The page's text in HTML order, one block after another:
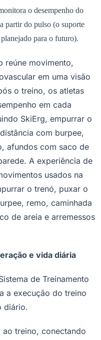
o desempenho do
partir do pulso (o suporte
para o futuro).
reúne movimento,
em uma visão
o treino, os atletas
em cada
SkiErg, empurrar o
com burpee,
afundos com saco de
A experiência de
usados ​​na
o trenó, puxar o
remo, caminhada
de areia e arremessos
e vida diária
de Treinamento
a execução do treino
diário.
treino, conectando